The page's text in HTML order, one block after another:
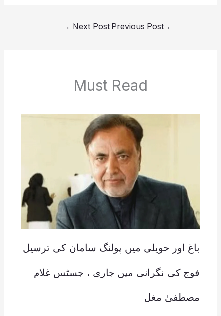
←
Next Post
→
Must Read
باغ اور حویلی میں پولنگ سامان کی ترسیل
فوج کی نگرانی میں جاری ، جسٹس غلام
مصطفیٰ مغل